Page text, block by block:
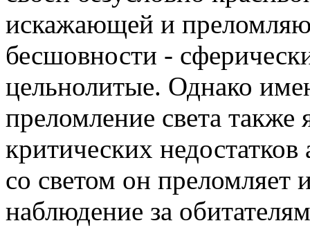
искажающей и
бесшовности -
цельнолитые. Однако
преломление света также
критических
со светом он преломляет
наблюдение за